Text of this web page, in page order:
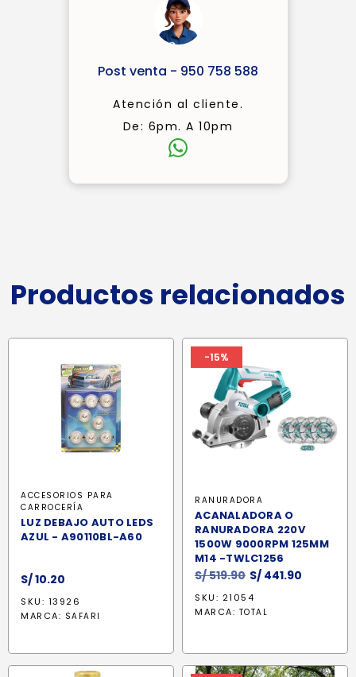
Post venta - 950 758 588
Atención al cliente.
De: 6pm. A 10pm
Productos relacionados
ACCESORIOS PARA
CARROCERÍA
LUZ DEBAJO AUTO LEDS
AZUL - A90110BL-A60
S/10.20
SKU: 13926
MARCA: SAFARI
-15%
RANURADORA
ACANALADORA O
RANURADORA 220V
1500W 9000RPM 125MM
M14 -TWLC1256
S/519.90 El
precio
original
S/ 441.90
SKU: 21054
MARCA: TOTAL